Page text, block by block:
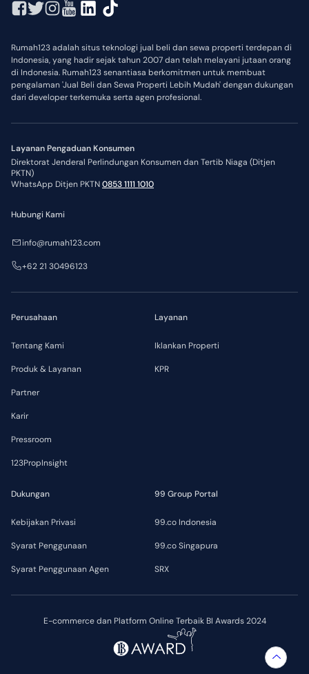
Rumah123 adalah situs teknologi jual beli dan sewa properti terdepan di
Indonesia, yang hadir sejak tahun 2007 dan telah melayani jutaan orang
di Indonesia. Rumah123 senantiasa berkomitmen untuk membuat
pengalaman 'Jual Beli dan Sewa Properti Lebih Mudah' dengan dukungan
dari developer terkemuka serta agen profesional.
Layanan Pengaduan Konsumen
Direktorat Jenderal Perlindungan Konsumen dan Tertib Niaga (Ditjen
PKTN)
WhatsApp Ditjen PKTN0853 1111 1010
E-commerce dan Platform Online Terbaik BI Awards 2024
Perusahaan
Tentang Kami
Produk & Layanan
Partner
Karir
Pressroom
123PropInsight
Layanan
Iklankan Properti
KPR
Dukungan
Kebijakan Privasi
Syarat Penggunaan
Syarat Penggunaan Agen
99 Group Portal
99.co Indonesia
99.co Singapura
SRX
Hubungi Kami
info@rumah123.com
+62 21 30496123